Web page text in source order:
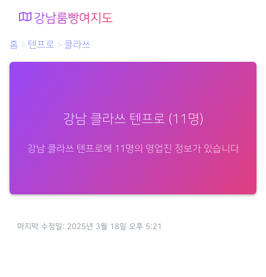
강남룸빵여지도
홈 > 텐프로 > 클라쓰
강남 클라쓰 텐프로 (11명)
강남 클라쓰 텐프로에 11명의 영업진 정보가 있습니다
마지막 수정일: 2025년 3월 18일 오후 5:21